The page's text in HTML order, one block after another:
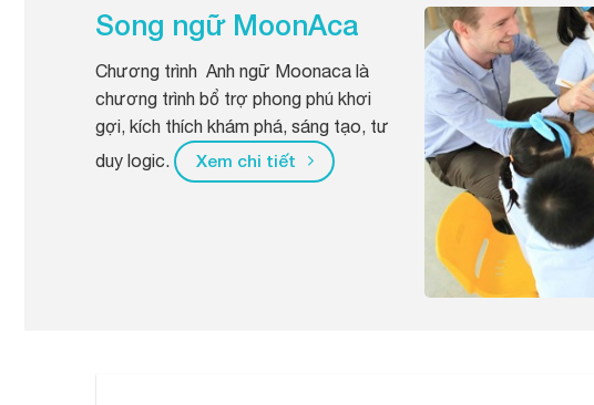
Song ngữ MoonAca
Chương trình Anh ngữ Moonaca là
chương trình bổ trợ phong phú khơi
gợi, kích thích khám phá, sáng tạo, tư
duy logic.
Xem chi tiết